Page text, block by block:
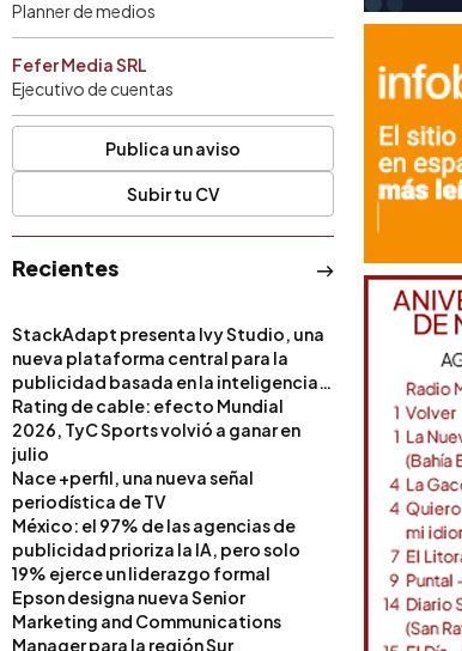
Planner de medios
Fefer Media SRL
Ejecutivo de cuentas
Publica un aviso
Subir tu CV
Recientes
StackAdapt presenta Ivy Studio, una
nueva plataforma central para la
publicidad basada en la inteligencia
artificial
Rating de cable: efecto Mundial
2026, TyC Sports volvió a ganar en
julio
Nace +perfil, una nueva señal
periodística de TV
México: el 97% de las agencias de
publicidad prioriza la IA, pero solo
19% ejerce un liderazgo formal
Epson designa nueva Senior
Marketing and Communications
Manager para la región Sur